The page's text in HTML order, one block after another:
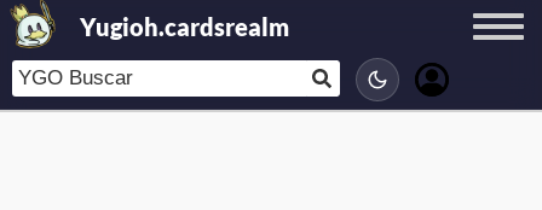
Yugioh.cardsrealm